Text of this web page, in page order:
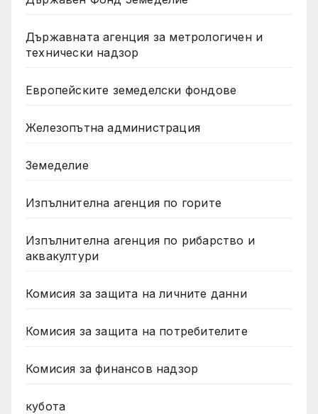
Държавната агенция за метрологичен и
технически надзор
Европейските земеделски фондове
Железопътна администрация
Земеделие
Изпълнителна агенция по горите
Изпълнителна агенция по рибарство и
аквакултури
Комисия за защита на личните данни
Комисия за защита на потребителите
Комисия за финансов надзор
кубота